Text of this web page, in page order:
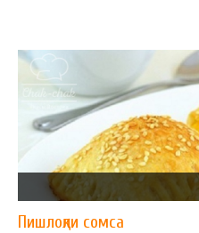
Пишлоқли сомса